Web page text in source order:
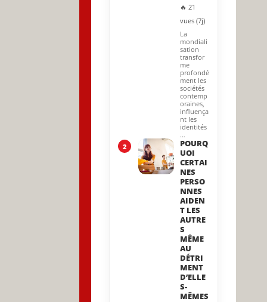
🔥 21
vues (7j)
La
mondiali
sation
transfor
me
profondé
ment les
sociétés
contemp
oraines,
influença
nt les
identités
…
2
POURQ
UOI
CERTAI
NES
PERSO
NNES
AIDEN
T LES
AUTRE
S
MÊME
AU
DÉTRI
MENT
D’ELLE
S-
MÊMES